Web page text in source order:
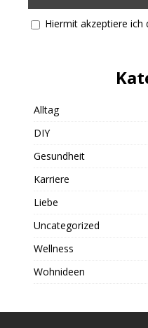
Hiermit akzeptiere
Alltag
DIY
Gesundheit
Karriere
Liebe
Uncategorized
Wellness
Wohnideen